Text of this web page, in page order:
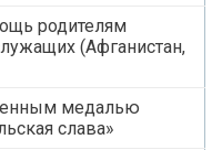
родителям
(Афганистан,
медалью
слава»